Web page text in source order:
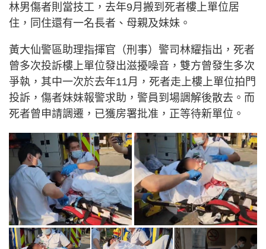
林男傷者則當技工，去年9月搬到死者樓上單位居
住，同住還有一名長者、母親及妹妹。
黃大仙警區助理指揮官（刑事）警司林耀指出，死者
曾多次投訴樓上單位發出滋擾噪音，雙方曾發生多次
爭執，其中一次於去年11月，死者走上樓上單位拍門
投訴，傷者妹妹報警求助，警員到場調解後散去。而
死者曾申請調遷，已獲房署批准，正等待新單位。